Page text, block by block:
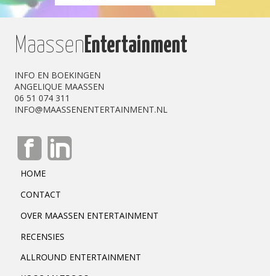
Maassen Entertainment
INFO EN BOEKINGEN
ANGELIQUE MAASSEN
06 51 074 311
INFO@MAASSENENTERTAINMENT.NL
HOME
CONTACT
OVER MAASSEN ENTERTAINMENT
RECENSIES
ALLROUND ENTERTAINMENT